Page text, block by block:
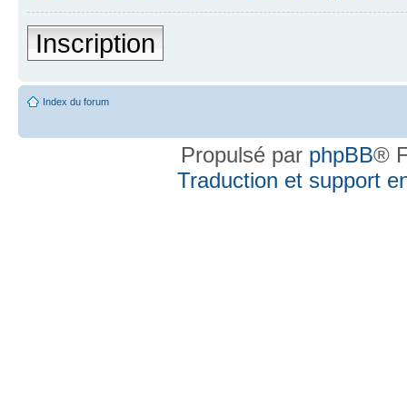
Inscription
Index du forum
Propulsé par phpBB®
Traduction et support